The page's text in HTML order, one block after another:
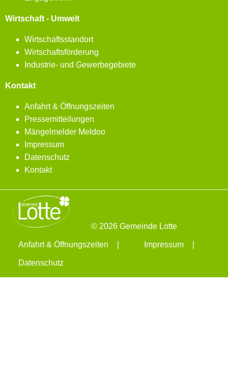
Wirtschaft - Umwelt
Wirtschaftsstandort
Wirtschaftsförderung
Industrie- und Gewerbegebiete
Kontakt
Anfahrt & Öffnungszeiten
Pressemitteilungen
Mängelmelder Meldoo
Impressum
Datenschutz
Kontakt
© 2026 Gemeinde Lotte
Anfahrt & Öffnungszeiten Impressum
Datenschutz